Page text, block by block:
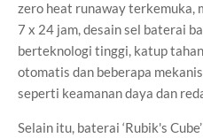
zero heat runaway terkemuka,
7 x 24 jam, desain sel baterai
berteknologi tinggi, katup
otomatis dan beberapa
seperti keamanan daya dan
Selain itu, baterai ‘Rubik's